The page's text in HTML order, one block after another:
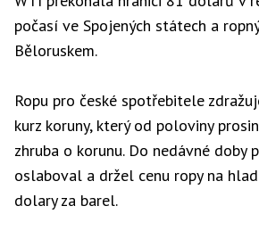
počasí ve Spojených státech a
Běloruskem.
Ropu pro české spotřebitele
kurz koruny, který od poloviny
zhruba o korunu. Do nedávné doby
oslaboval a držel cenu ropy na
dolary za barel.